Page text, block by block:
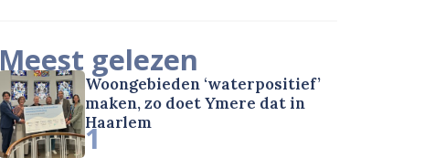
Meest gelezen
Woongebieden ‘waterpositief’
maken, zo doet Ymere dat in
Haarlem
1